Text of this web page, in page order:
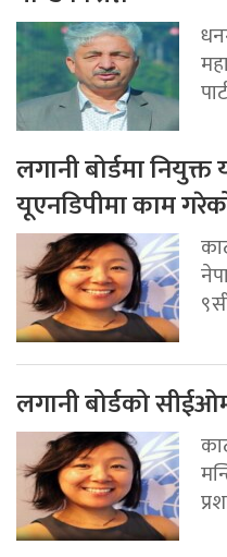
लगानी बोर्डमा
यूएनडिपीमा काम
लगानी बोर्डको